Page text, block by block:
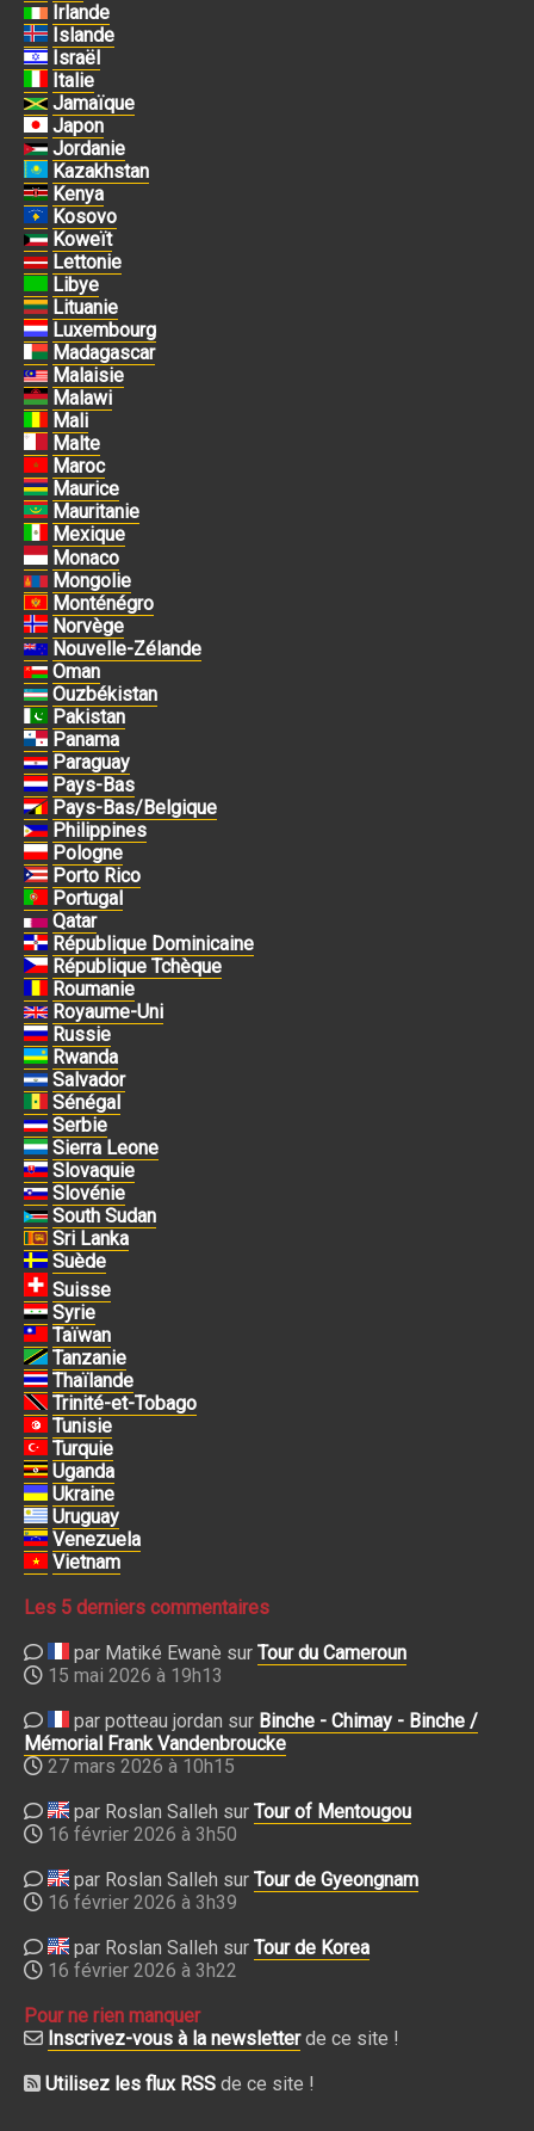
Irlande
Islande
Israël
Italie
Jamaïque
Japon
Jordanie
Kazakhstan
Kenya
Kosovo
Koweït
Lettonie
Libye
Lituanie
Luxembourg
Madagascar
Malaisie
Malawi
Mali
Malte
Maroc
Maurice
Mauritanie
Mexique
Monaco
Mongolie
Monténégro
Norvège
Nouvelle-Zélande
Oman
Ouzbékistan
Pakistan
Panama
Paraguay
Pays-Bas
Pays-Bas/Belgique
Philippines
Pologne
Porto Rico
Portugal
Qatar
République Dominicaine
République Tchèque
Roumanie
Royaume-Uni
Russie
Rwanda
Salvador
Sénégal
Serbie
Sierra Leone
Slovaquie
Slovénie
South Sudan
Sri Lanka
Suède
Suisse
Syrie
Taïwan
Tanzanie
Thaïlande
Trinité-et-Tobago
Tunisie
Turquie
Uganda
Ukraine
Uruguay
Venezuela
Vietnam
Les 5 derniers commentaires
par Matiké Ewanè sur Tour du Cameroun
15 mai 2026 à 19h13
par potteau jordan sur Binche - Chimay - Binche /
Mémorial Frank Vandenbroucke
27 mars 2026 à 10h15
par Roslan Salleh sur Tour of Mentougou
16 février 2026 à 3h50
par Roslan Salleh sur Tour de Gyeongnam
16 février 2026 à 3h39
par Roslan Salleh sur Tour de Korea
16 février 2026 à 3h22
Pour ne rien manquer
Inscrivez-vous à la newsletterde ce site !
Utilisez les flux RSS de ce site !